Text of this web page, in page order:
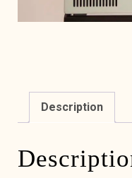
Description